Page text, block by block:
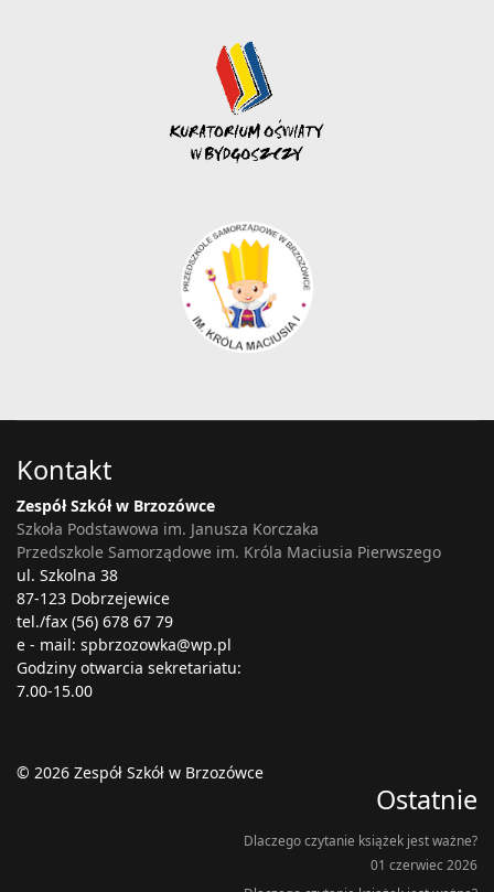
Kontakt
Zespół Szkół w Brzozówce
Szkoła Podstawowa im. Janusza Korczaka
Przedszkole Samorządowe im. Króla Maciusia Pierwszego
ul. Szkolna 38
87-123 Dobrzejewice
tel./fax (56) 678 67 79
e - mail: spbrzozowka@wp.pl
Godziny otwarcia sekretariatu:
7.00-15.00
© 2026 Zespół Szkół w Brzozówce
Ostatnie
Dlaczego czytanie książek jest ważne?
01 czerwiec 2026